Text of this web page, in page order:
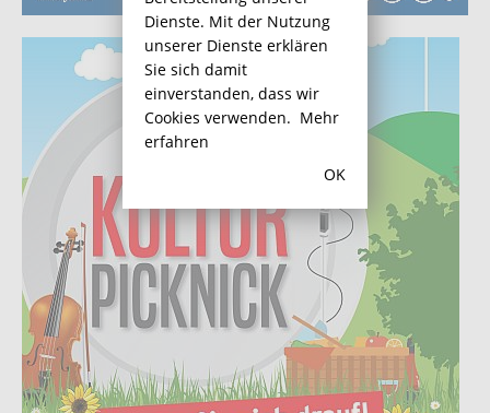
Dienste. Mit der Nutzung
unserer Dienste erklären
Sie sich damit
einverstanden, dass wir
Cookies verwenden. Mehr
erfahren
OK